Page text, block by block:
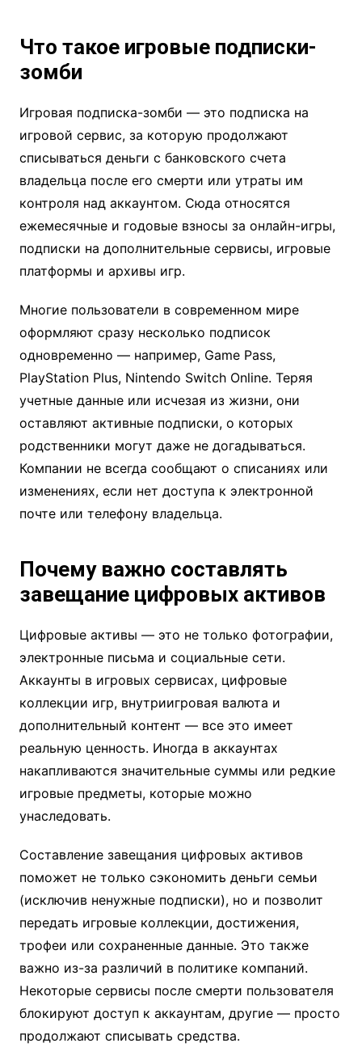
Что такое игровые подписки-
зомби
Игровая подписка-зомби — это подписка на
игровой сервис, за которую продолжают
списываться деньги с банковского счета
владельца после его смерти или утраты им
контроля над аккаунтом. Сюда относятся
ежемесячные и годовые взносы за онлайн-игры,
подписки на дополнительные сервисы, игровые
платформы и архивы игр.
Многие пользователи в современном мире
оформляют сразу несколько подписок
одновременно — например, Game Pass,
PlayStation Plus, Nintendo Switch Online. Теряя
учетные данные или исчезая из жизни, они
оставляют активные подписки, о которых
родственники могут даже не догадываться.
Компании не всегда сообщают о списаниях или
изменениях, если нет доступа к электронной
почте или телефону владельца.
Почему важно составлять
завещание цифровых активов
Цифровые активы — это не только фотографии,
электронные письма и социальные сети.
Аккаунты в игровых сервисах, цифровые
коллекции игр, внутриигровая валюта и
дополнительный контент — все это имеет
реальную ценность. Иногда в аккаунтах
накапливаются значительные суммы или редкие
игровые предметы, которые можно
унаследовать.
Составление завещания цифровых активов
поможет не только сэкономить деньги семьи
(исключив ненужные подписки), но и позволит
передать игровые коллекции, достижения,
трофеи или сохраненные данные. Это также
важно из-за различий в политике компаний.
Некоторые сервисы после смерти пользователя
блокируют доступ к аккаунтам, другие — просто
продолжают списывать средства.